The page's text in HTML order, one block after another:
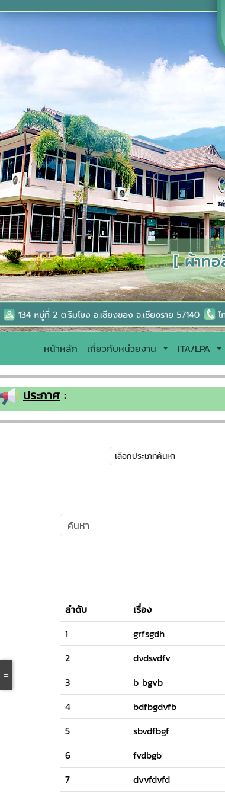
หน้าหลัก เกี่ยวกับหน่วยงาน ITA/LPA
ประกาศ :
ลำดับ เรื่อง
1
grfsgdh
2
dvdsvdfv
3
b bgvb
4
bdfbgdvfb
5
sbvdfbgf
6
fvdbgb
7
dvvfdvfd